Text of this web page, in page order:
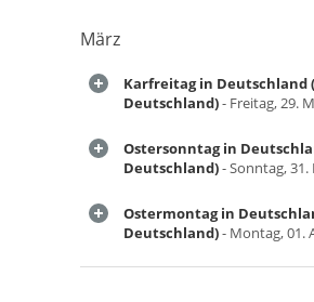
März
Karfreitag in Deutschland
Deutschland)- Freitag, 29.
Ostersonntag in
Deutschland)- Sonntag, 31.
Ostermontag in
Deutschland)- Montag, 01.